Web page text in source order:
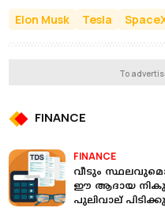
Elon Musk Tesla
To
FINANCE
FINANCE
വീടും
ഈ ആദായ
പുലിവാല്